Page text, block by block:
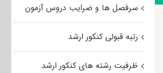
سرفصل ها و ضرایب دروس آزمون
رتبه قبولی کنکور ارشد
ظرفیت رشته های کنکور ارشد